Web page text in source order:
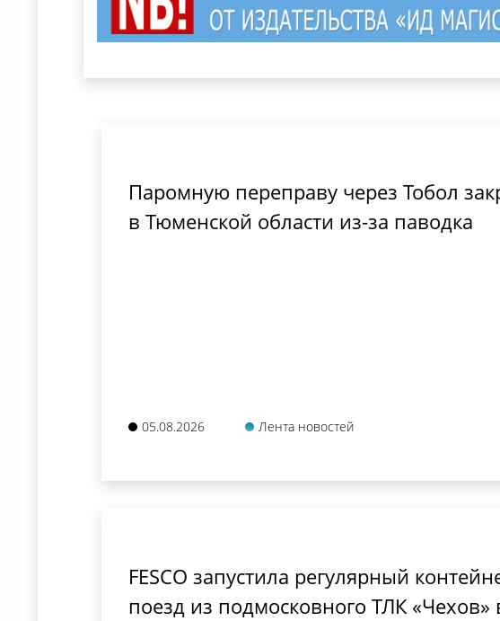
Паромную переправу через Тобол
в Тюменской области из-за паводка
05.08.2026 Лента новостей
FESCO запустила регулярный
поезд из подмосковного ТЛК «Чехов»